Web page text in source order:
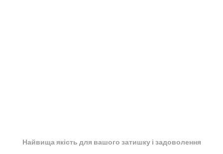
Найвища якість для вашого затишку і задоволення